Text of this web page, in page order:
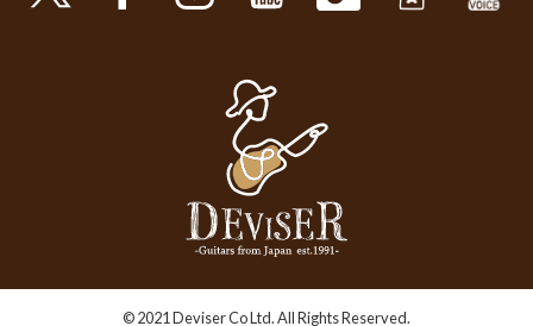
© 2021 Deviser Co Ltd. All Rights Reserved.